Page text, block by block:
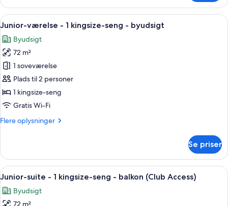
adgang
til
Club-
lounge
værelse
1
seng
adgang
til
Club-
lounge
Indlæs
alle
billeder
af
Junior-
værelse
-
1
seng
Et hotelværelse med en stor seng,
9
Junior-værelse - 1 kingsize-seng - byudsigt
Byudsigt
72 m²
1 soveværelse
Plads til 2 personer
1 kingsize-seng
Gratis Wi-Fi
Flere oplysninger
Flere
værelse
1
seng
Se priser
Indlæs
alle
billeder
Et moderne hotelværelse med en
19
Junior-suite - 1 kingsize-seng - balkon (Club Access)
Byudsigt
72 m²